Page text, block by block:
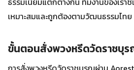
เหมาะสมและถูกต้องตามวัฒนธรรมไทย
ขั้นตอนสั่งพวงหรีดวัดราชบุ